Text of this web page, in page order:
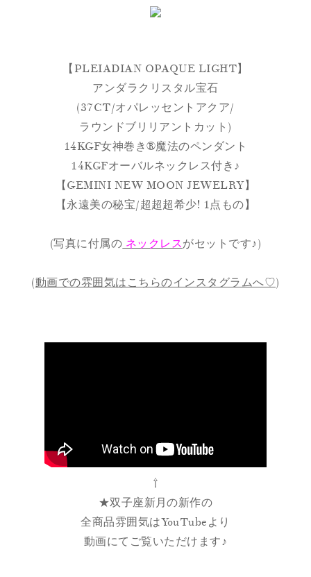
【PLEIADIAN OPAQUE LIGHT】
アンダラクリスタル宝石
(37CT/オパレッセントアクア/
ラウンドブリリアントカット)
14KGF女神巻き®︎魔法のペンダント
14KGFオーバルネックレス付き♪
【GEMINI NEW MOON JEWELRY】
【永遠美の秘宝/超超超希少! 1点もの】
(写真に付属の ネックレスがセットです♪)
(動画での雰囲気はこちらのインスタグラムへ♡)
⇧
★双子座新月の新作の
全商品雰囲気はYouTubeより
動画にてご覧いただけます♪